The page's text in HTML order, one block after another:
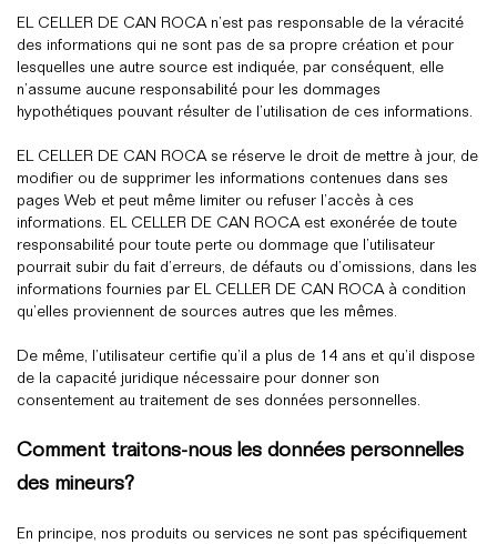
EL CELLER DE CAN ROCA n’est pas responsable de la véracité
des informations qui ne sont pas de sa propre création et pour
lesquelles une autre source est indiquée, par conséquent, elle
n’assume aucune responsabilité pour les dommages
hypothétiques pouvant résulter de l’utilisation de ces informations.
EL CELLER DE CAN ROCA se réserve le droit de mettre à jour, de
modifier ou de supprimer les informations contenues dans ses
pages Web et peut même limiter ou refuser l’accès à ces
informations. EL CELLER DE CAN ROCA est exonérée de toute
responsabilité pour toute perte ou dommage que l’utilisateur
pourrait subir du fait d’erreurs, de défauts ou d’omissions, dans les
informations fournies par EL CELLER DE CAN ROCA à condition
qu’elles proviennent de sources autres que les mêmes.
De même, l’utilisateur certifie qu’il a plus de 14 ans et qu’il dispose
de la capacité juridique nécessaire pour donner son
consentement au traitement de ses données personnelles.
Comment traitons-nous les données personnelles
des mineurs?
En principe, nos produits ou services ne sont pas spécifiquement